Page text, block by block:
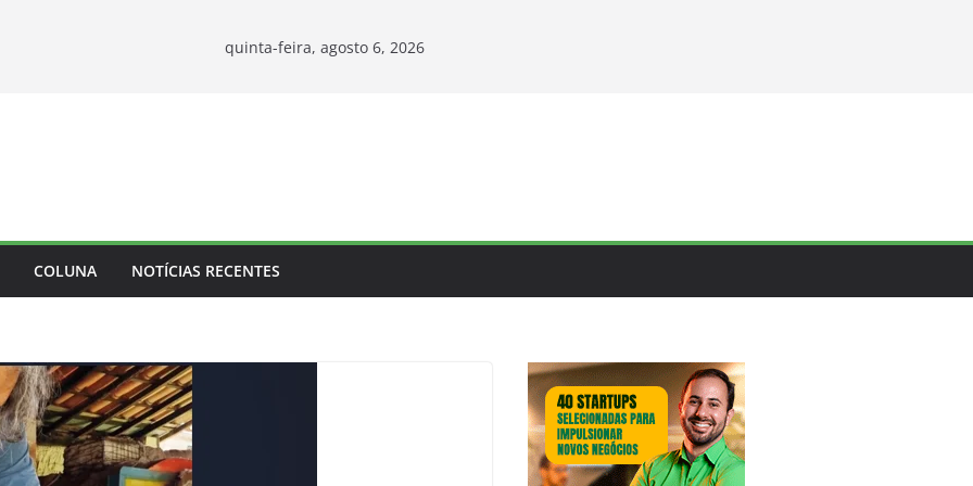
quinta-feira, agosto 6, 2026
COLUNA NOTÍCIAS RECENTES